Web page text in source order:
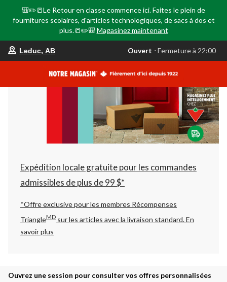
🎒✏️📒Le Retour en classe commence ici. Faites le plein de
fournitures scolaires, d'articles technologiques, de sacs à dos et
plus.📒✏️🎒 Magasinez maintenant
votre
est
AB,
Ouvert,
Fermeture
à
22:00
changer
Leduc, AB Ouvert ⋅ Fermeture à 22:00
Expédition locale gratuite pour les commandes
admissibles de plus de 99 $*
*Offre exclusive pour les membres Récompenses
TriangleMD sur les articles avec la livraison standard.En
savoir plus
Ouvrez une session pour consulter vos offres personnalisées